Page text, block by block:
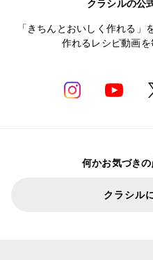
クラシルの公
「きちんとおいしく作れる」
作れるレシピ動画を
何かお気づき
クラシル